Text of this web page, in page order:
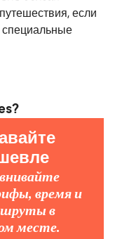
если
специальные
время и
в
месте.